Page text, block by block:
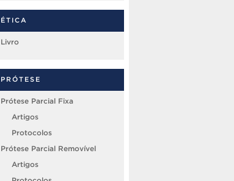
ÉTICA
Livro
PRÓTESE
Prótese Parcial Fixa
Artigos
Protocolos
Prótese Parcial Removível
Artigos